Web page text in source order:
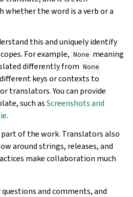
the word is a verb or a
this and uniquely identify
For example, None meaning
differently from None
keys or contexts to
translators. You can provide
such asScreenshots and
.
of the work. Translators also
around strings, releases, and
make collaboration much
and comments, and